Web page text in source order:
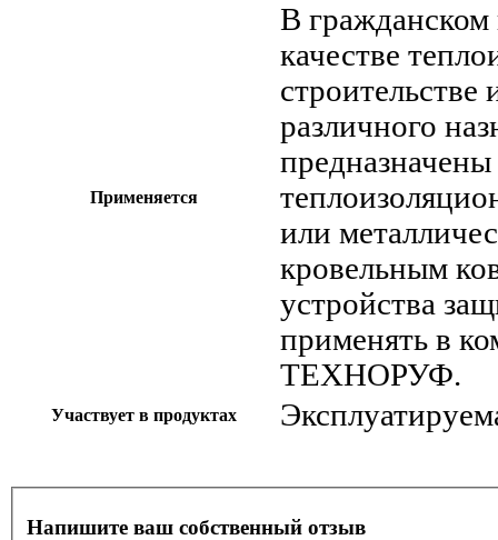
Применяется
В
качестве
различного
или
кровельным
устройства
применять в
ТЕХНОРУФ.
Участвует в продуктах
Напишите ваш собственный отзыв